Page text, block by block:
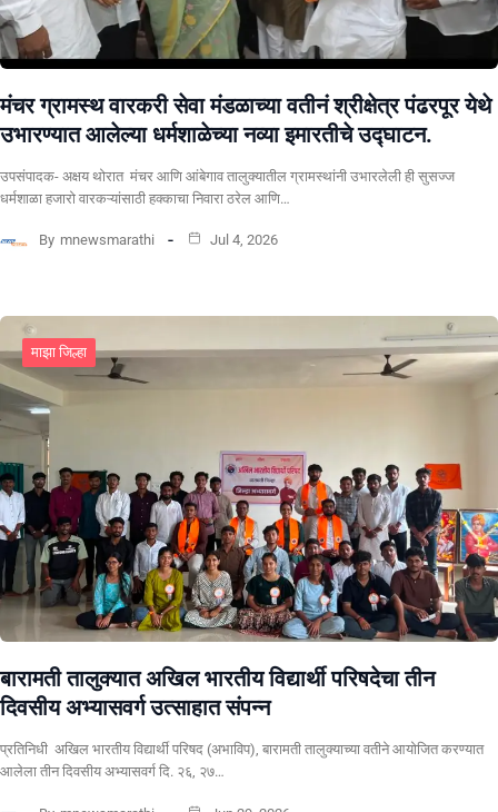
मंचर ग्रामस्थ वारकरी सेवा मंडळाच्या वतीनं श्रीक्षेत्र पंढरपूर येथे
उभारण्यात आलेल्या धर्मशाळेच्या नव्या इमारतीचे उद्घाटन.
उपसंपादक- अक्षय थोरात मंचर आणि आंबेगाव तालुक्यातील ग्रामस्थांनी उभारलेली ही सुसज्ज
धर्मशाळा हजारो वारकऱ्यांसाठी हक्काचा निवारा ठरेल आणि…
By mnewsmarathi Jul 4, 2026
माझा जिल्हा
बारामती तालुक्यात अखिल भारतीय विद्यार्थी परिषदेचा तीन
दिवसीय अभ्यासवर्ग उत्साहात संपन्न
प्रतिनिधी अखिल भारतीय विद्यार्थी परिषद (अभाविप), बारामती तालुक्याच्या वतीने आयोजित करण्यात
आलेला तीन दिवसीय अभ्यासवर्ग दि. २६, २७…